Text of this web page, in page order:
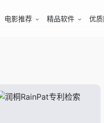
电影推荐 精品软件 优